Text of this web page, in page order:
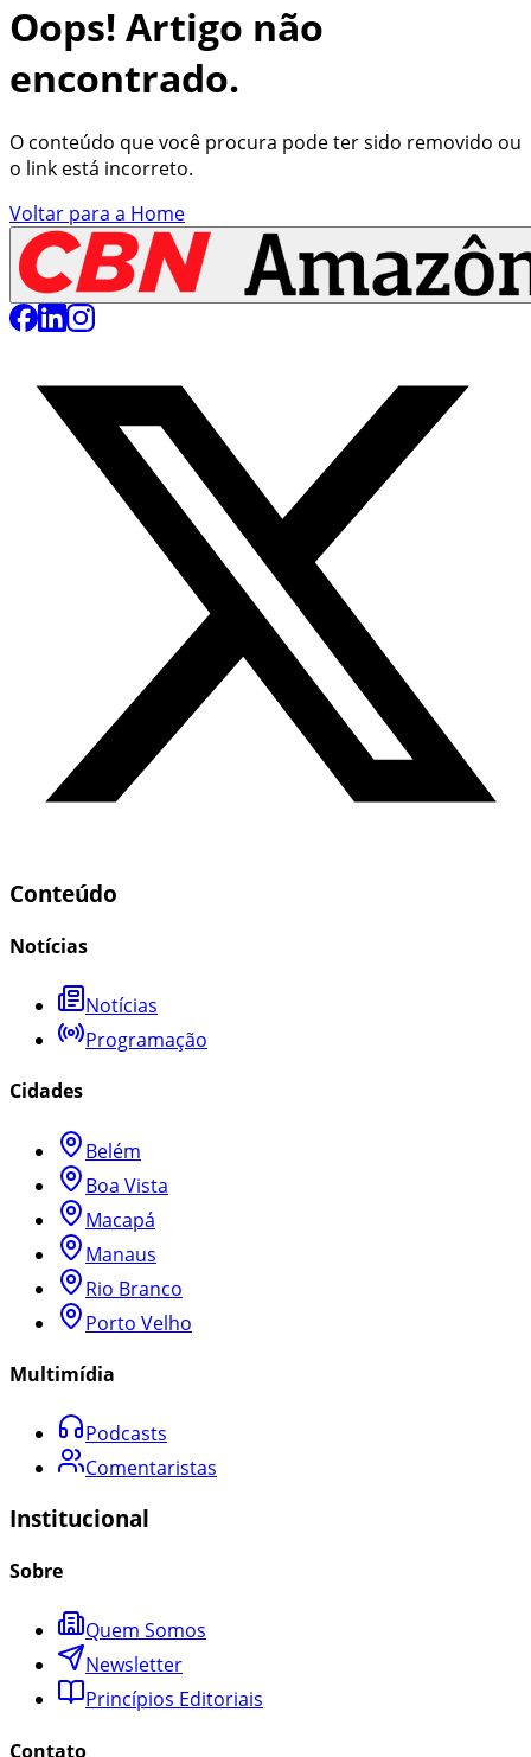
Oops! Artigo não
encontrado.
O conteúdo que você procura pode ter sido removido ou
o link está incorreto.
Voltar para a Home
Conteúdo
Notícias
Notícias
Programação
Cidades
Belém
Boa Vista
Macapá
Manaus
Rio Branco
Porto Velho
Multimídia
Podcasts
Comentaristas
Institucional
Sobre
Quem Somos
Newsletter
Princípios Editoriais
Contato